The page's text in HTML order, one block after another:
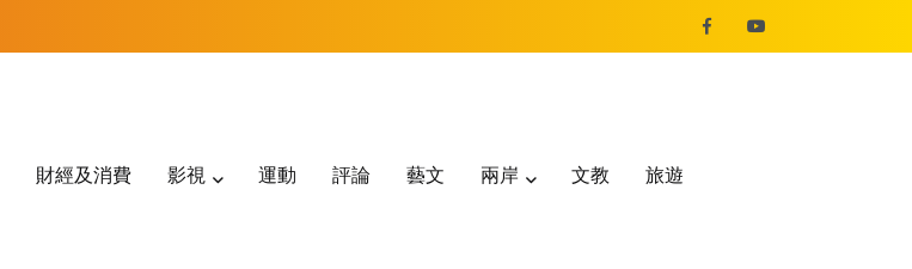
財經及消費 影視 運動 評論 藝文 兩岸 文教 旅遊